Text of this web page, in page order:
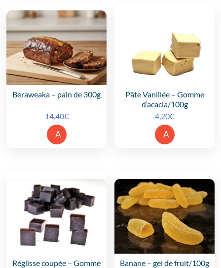
e
r
a
u
n
i
e
a
u
p
a
n
i
e
Beraweaka – pain de 300g
14,40€
A
j
t
e
r
a
u
Pâte Vanillée – Gomme
d’acacia/100g
4,20€
A
j
t
e
r
a
u
p
Réglisse coupée – Gomme Banane – gel de fruit/100g